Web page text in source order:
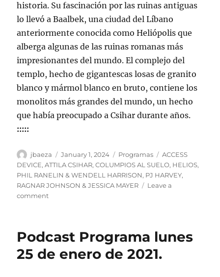
historia. Su fascinación por las ruinas antiguas
lo llevó a Baalbek, una ciudad del Líbano
anteriormente conocida como Heliópolis que
alberga algunas de las ruinas romanas más
impresionantes del mundo. El complejo del
templo, hecho de gigantescas losas de granito
blanco y mármol blanco en bruto, contiene los
monolitos más grandes del mundo, un hecho
que había preocupado a Csihar durante años.
:::::
Author
jbaeza
Posted
on
January 1, 2024 Categories
Programas Tags
ACCESS
DEVICE,ATTILA CSIHAR,COLUMPIOS AL SUELO, HELIOS,
PHIL RANELIN & WENDELL HARRISON, PJ HARVEY,
RAGNAR JOHNSON & JESSICA MAYER
Leave a
commenton
de
de
Podcast Programa lunes
25 de enero de 2021.